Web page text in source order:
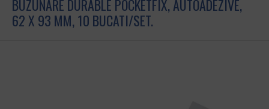
BUZUNARE DURABLE POCKETFIX, AUTOADEZIVE,
62 X 93 MM, 10 BUCATI/SET.